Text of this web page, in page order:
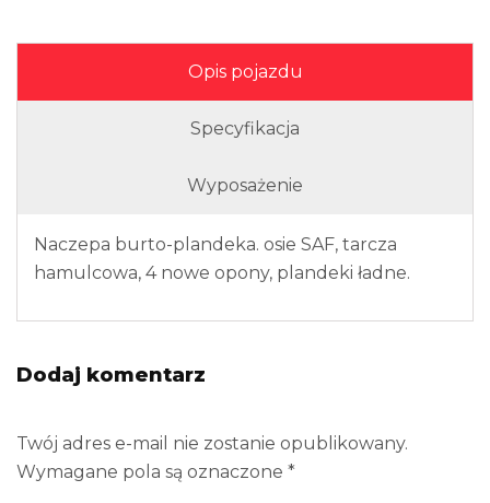
Opis pojazdu
Specyfikacja
Wyposażenie
Naczepa burto-plandeka. osie SAF, tarcza
hamulcowa, 4 nowe opony, plandeki ładne.
Dodaj komentarz
Twój adres e-mail nie zostanie opublikowany.
Wymagane pola są oznaczone *